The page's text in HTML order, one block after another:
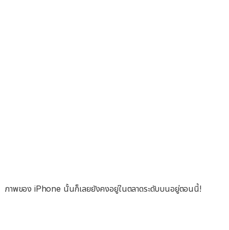
ภาพของ iPhone นั้นก็เลยยังคงอยู่ในตลาดระดับบนอยู่ตอนนี้!